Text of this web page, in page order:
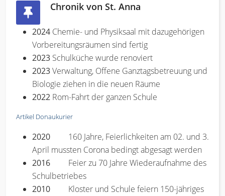
Chronik von St. Anna
2024 Chemie- und Physiksaal mit dazugehörigen
Vorbereitungsräumen sind fertig
2023 Schulküche wurde renoviert
2023Verwaltung, Offene Ganztagsbetreuung und
Biologie ziehen in die neuen Räume
2022 Rom-Fahrt der ganzen Schule
Artikel Donaukurier
2020
160 Jahre, Feierlichkeiten am 02. und 3.
April mussten Corona bedingt abgesagt werden
2016 Feier zu 70 Jahre Wiederaufnahme des
Schulbetriebes
2010 Kloster und Schule feiern 150-jähriges